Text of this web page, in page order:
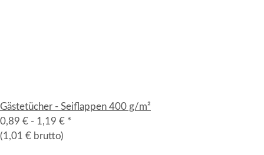
Gästetücher - Seiflappen 400 g/m²
0,89 € - 1,19 € *
(1,01 € brutto)